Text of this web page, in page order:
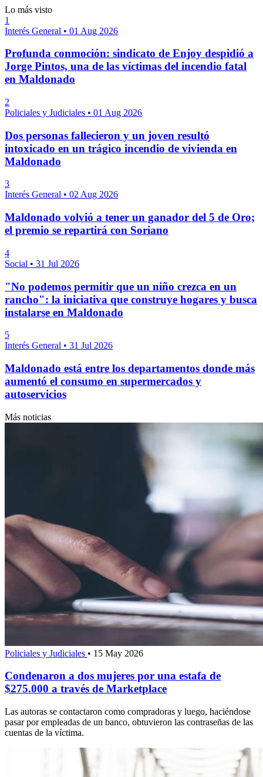
Lo más visto
1
Interés General • 01 Aug 2026
Profunda conmoción: sindicato de Enjoy despidió a
Jorge Pintos, una de las víctimas del incendio fatal
en Maldonado
2
Policiales y Judiciales • 01 Aug 2026
Dos personas fallecieron y un joven resultó
intoxicado en un trágico incendio de vivienda en
Maldonado
3
Interés General • 02 Aug 2026
Maldonado volvió a tener un ganador del 5 de Oro;
el premio se repartirá con Soriano
4
Social • 31 Jul 2026
"No podemos permitir que un niño crezca en un
rancho": la iniciativa que construye hogares y busca
instalarse en Maldonado
5
Interés General • 31 Jul 2026
Maldonado está entre los departamentos donde más
aumentó el consumo en supermercados y
autoservicios
Más noticias
Policiales y Judiciales • 15 May 2026
Condenaron a dos mujeres por una estafa de
$275.000 a través de Marketplace
Las autoras se contactaron como compradoras y luego, haciéndose
pasar por empleadas de un banco, obtuvieron las contraseñas de las
cuentas de la víctima.